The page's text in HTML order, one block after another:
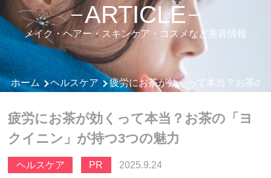
ARTICLE
メイク・ヘアー・スキンケア・コスメなど美容情報
ホーム ヘルスケア 疲労にお茶が効くって本当？お茶の
疲労にお茶が効くって本当？お茶の「ヨ
クイニン」が持つ3つの魅力
ヘルスケア PR 2025.9.24